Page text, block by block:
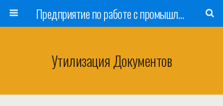
Предприятие по работе с промышленными отходами в Калининграде
Утилизация Документов